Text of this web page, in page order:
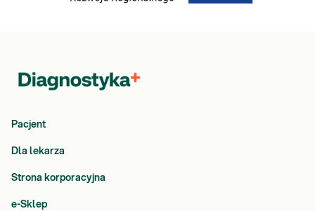
Pacjent
Dla lekarza
Strona korporacyjna
e-Sklep